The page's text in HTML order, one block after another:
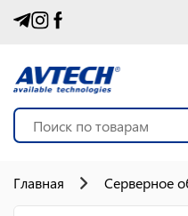
Главная Серверное